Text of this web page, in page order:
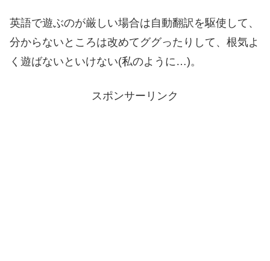
英語で遊ぶのが厳しい場合は自動翻訳を駆使して、
分からないところは改めてググったりして、根気よ
く遊ばないといけない(私のように…)。
スポンサーリンク